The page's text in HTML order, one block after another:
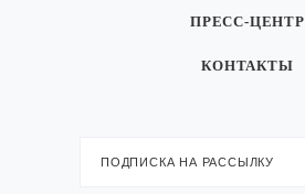
ПРЕСС-ЦЕНТР
КОНТАКТЫ
ПОДПИСКА НА РАССЫЛКУ